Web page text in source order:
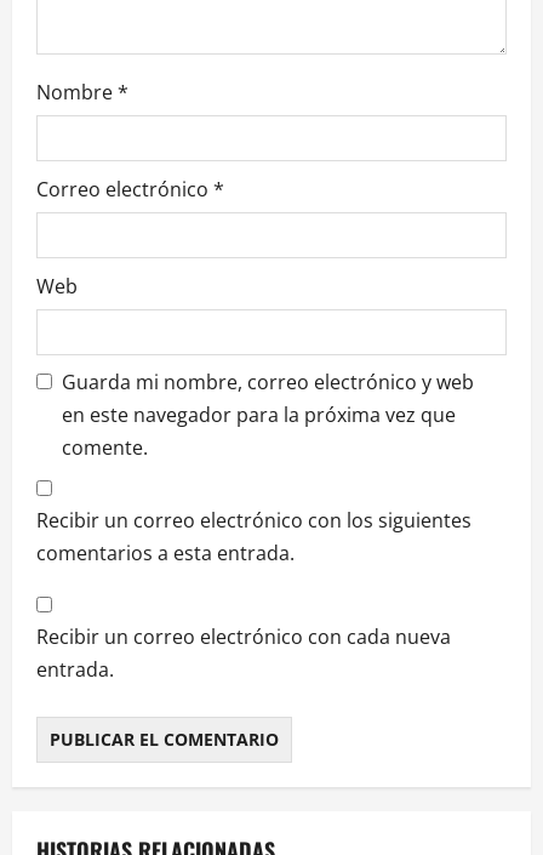
r
a
d
a
s
Nombre*
Correo electrónico *
Web
Guarda mi nombre, correo electrónico y web
en este navegador para la próxima vez que
comente.
Recibir un correo electrónico con los siguientes
comentarios a esta entrada.
Recibir un correo electrónico con cada nueva
entrada.